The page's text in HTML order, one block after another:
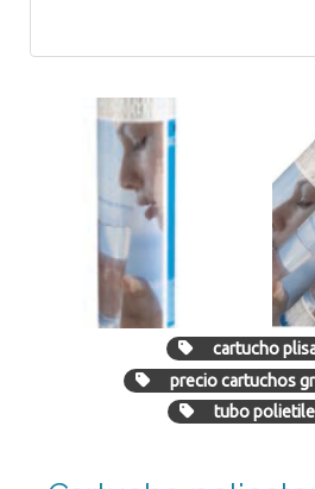
cartucho
precio cartuchos
tubo